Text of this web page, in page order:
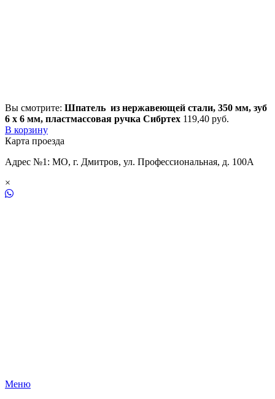
Вы смотрите: Шпатель из нержавеющей стали, 350 мм, зуб
6 х 6 мм, пластмассовая ручка Сибртех 119,40 руб.
В корзину
Карта проезда
Адрес №1: МО, г. Дмитров, ул. Профессиональная, д. 100А
×
Меню